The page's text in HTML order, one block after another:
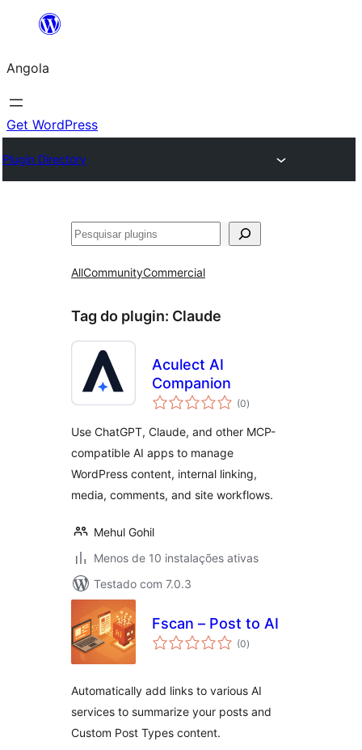
Saltar
o
conteúdo
Angola
Get WordPress
Plugin Directory
Pesquisar
AllCommunityCommercial
Tag do plugin: Claude
Aculect AI
Companion
(0avaliações
totais
)
Use ChatGPT, Claude, and other MCP-
compatible AI apps to manage
WordPress content, internal linking,
media, comments, and site workflows.
Mehul Gohil
Menos de 10 instalações ativas
Testado com 7.0.3
Fscan – Post to AI
(0avaliações
totais
)
Automatically add links to various AI
services to summarize your posts and
Custom Post Types content.